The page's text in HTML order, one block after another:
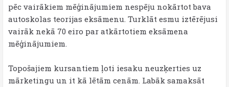
pēc vairākiem mēģinājumiem nespēju nokārtot bava
autoskolas teorijas eksāmenu. Turklāt esmu iztērējusi
vairāk nekā 70 eiro par atkārtotiem eksāmena
mēģinājumiem.
Topošajiem kursantiem ļoti iesaku neuzķerties uz
mārketingu un it kā lētām cenām. Labāk samaksāt